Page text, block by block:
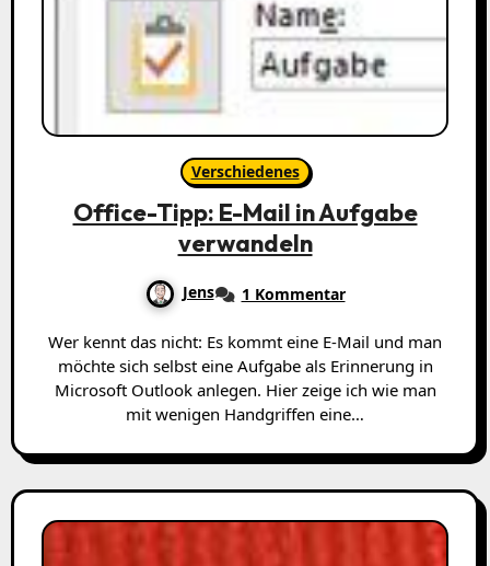
Verschiedenes
Office-Tipp: E-Mail in Aufgabe
verwandeln
Jens 1 Kommentar
Wer kennt das nicht: Es kommt eine E-Mail und man
möchte sich selbst eine Aufgabe als Erinnerung in
Microsoft Outlook anlegen. Hier zeige ich wie man
mit wenigen Handgriffen eine…